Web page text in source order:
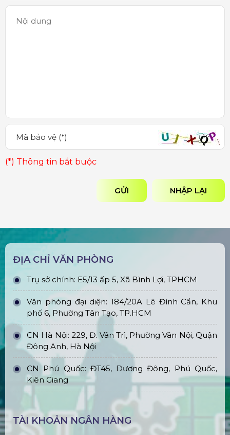
(*) Thông tin bắt buộc
NHẬP LẠI
GỬI
ĐỊA CHỈ VĂN PHÒNG
Trụ sở chính: E5/13 ấp 5, Xã Bình Lợi, TPHCM
Văn phòng đại diện: 184/20A Lê Đình Cẩn, Khu
phố 6, Phường Tân Tạo, TP.HCM
CN Hà Nội: 229, Đ. Vân Trì, Phường Vân Nội, Quận
Đông Anh, Hà Nội
CN Phú Quốc: ĐT45, Dương Đông, Phú Quốc,
Kiên Giang
TÀI KHOẢN NGÂN HÀNG